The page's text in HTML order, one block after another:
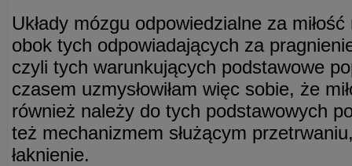
Układy mózgu odpowiedzialne za
obok tych odpowiadających za
czyli tych warunkujących podstawowe
czasem uzmysłowiłam więc sobie, że
również należy do tych podstawowych
też mechanizmem służącym
łaknienie.